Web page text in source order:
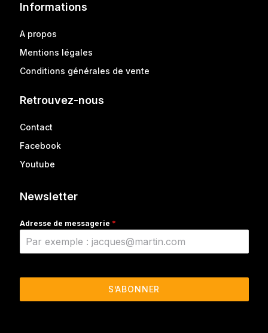
Informations
A propos
Mentions légales
Conditions générales de vente
Retrouvez-nous
Contact
Facebook
Youtube
Newsletter
Adresse de messagerie *
S’ABONNER